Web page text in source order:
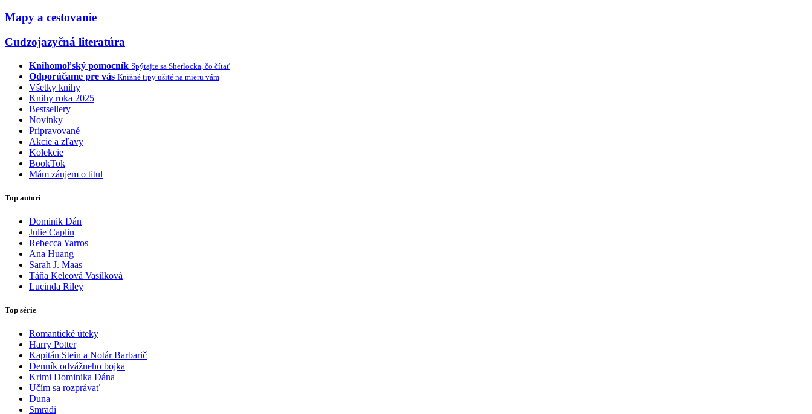
Mapy a cestovanie
Cudzojazyčná literatúra
Knihomoľský pomocník Spýtajte sa Sherlocka, čo čítať
Odporúčame pre vás Knižné tipy ušité na mieru vám
Všetky knihy
Knihy roka 2025
Bestsellery
Novinky
Pripravované
Akcie a zľavy
Kolekcie
BookTok
Mám záujem o titul
Top autori
Dominik Dán
Julie Caplin
Rebecca Yarros
Ana Huang
Sarah J. Maas
Táňa Keleová Vasilková
Lucinda Riley
Top série
Romantické úteky
Harry Potter
Kapitán Stein a Notár Barbarič
Denník odvážneho bojka
Krimi Dominika Dána
Učím sa rozprávať
Duna
Smradi